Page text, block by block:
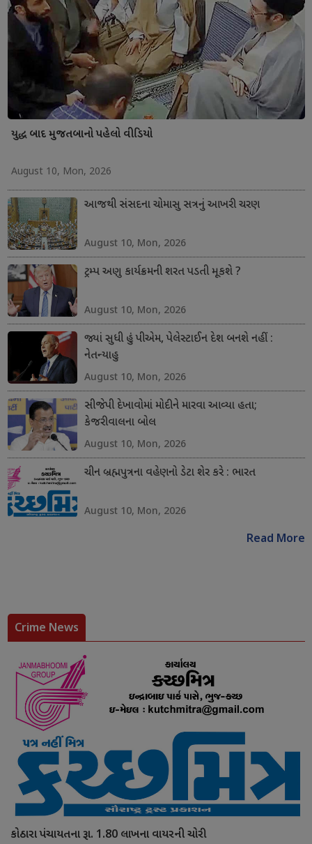
યુદ્ધ બાદ મુજતબાનો પહેલો વીડિયો
August 10, Mon, 2026
આજથી સંસદના ચોમાસુ સત્રનું આખરી ચરણ
August 10, Mon, 2026
ટ્રમ્પ અણુ કાર્યક્રમની શરત પડતી મૂકશે ?
August 10, Mon, 2026
જ્યાં સુધી હું પીએમ, પેલેસ્ટાઈન દેશ બનશે નહીં :
નેતન્યાહુ
August 10, Mon, 2026
સીજેપી દેખાવોમાં મોદીને મારવા આવ્યા હતા;
કેજરીવાલના બોલ
August 10, Mon, 2026
ચીન બ્રહ્મપુત્રના વહેણનો ડેટા શેર કરે : ભારત
August 10, Mon, 2026
Read More
Crime News
કોઠારા પંચાયતના રૂા. 1.80 લાખના વાયરની ચોરી